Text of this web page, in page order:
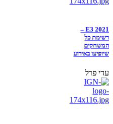
E3 2021 –
רשימת כל
המשחקים
שיופיעו באירוע
עדי פרל